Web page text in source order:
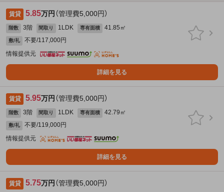
賃貸 5.85万円 （管理費5,000円）
階数 3階 間取り 1LDK 専有面積 41.85㎡
敷/礼
不要/117,000円
情報提供元
詳細を見る
賃貸 5.95万円 （管理費5,000円）
階数 3階 間取り 1LDK 専有面積 42.79㎡
敷/礼
不要/119,000円
情報提供元
詳細を見る
賃貸 5.75万円 （管理費5,000円）